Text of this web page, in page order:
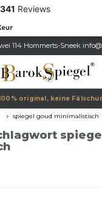
341 Reviews
114 Hommerts-Sneek
original, keine
spiegel goud minimalistisch